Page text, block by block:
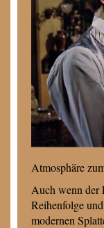
Atmosphäre
Auch wenn der
Reihenfolge
modernen